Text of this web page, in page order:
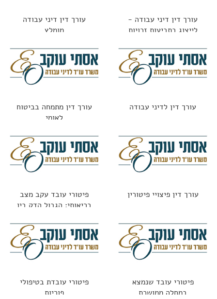
עורך דין דיני עבודה -
לייצוג בתביעות זכויות
הקורונה
עורך דין דיני עבודה
מומלץ
עורך דין לדיני עבודה
עורך דין מתמחה בביטוח
לאומי
עורך דין פיצויי פיטורין
פיטורי עובד עקב מצב
בריאותי: הגבול הדק בין
פיטורי עובד שנמצא
במחלה ממושכת
פיטורי עובדת בטיפולי
פוריות